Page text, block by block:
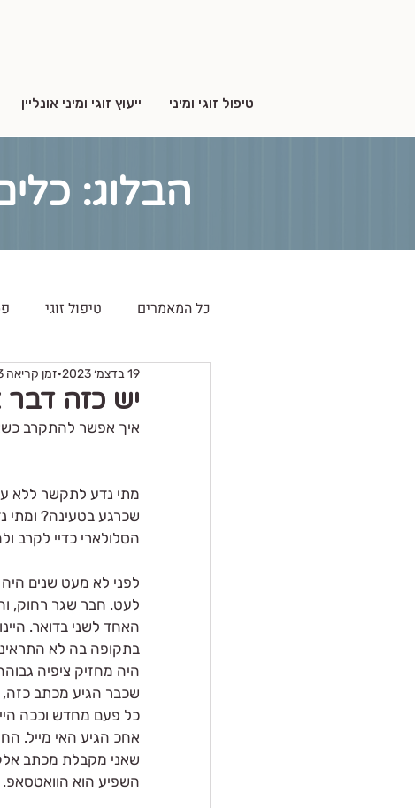
טיפול זוגי ומיני ייעוץ זוגי ומיני אונליין
הבלוג:
כל המאמרים טיפול זוגי
יש כזה דבר
19 בדצמ׳ 2023 זמן קריאה 3 דקות
איך אפשר להתקרב
מתי נדע לתקשר ללא
שכרגע בטעינה?
הסלולארי כדיי לקרב
לפני לא מעט שנים
לעט. חבר שגר רחוק,
האחד לשני בדואר.
בתקופה בה לא
היה מחזיק ציפיה
שכבר הגיע מכתב
כל פעם מחדש וככה
אחכ הגיע האי מייל.
שאני מקבלת מכתב
השפיע הוא הוואטסאפ.